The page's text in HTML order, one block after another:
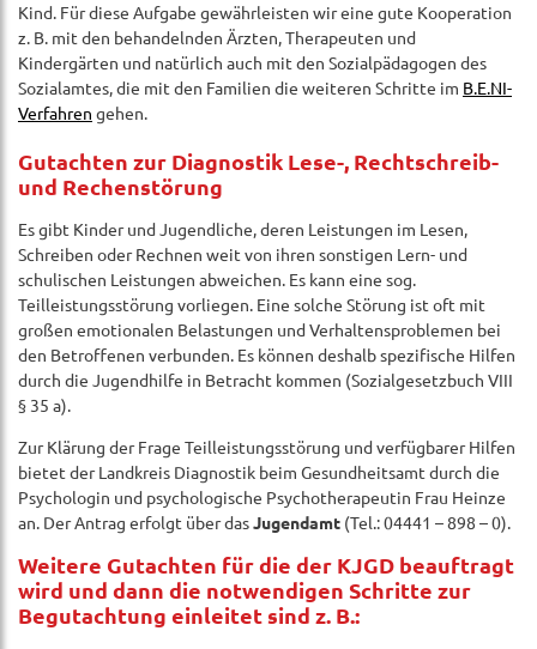
Kind. Für diese Aufgabe gewährleisten wir eine gute Kooperation
z. B. mit den behandelnden Ärzten, Therapeuten und
Kindergärten und natürlich auch mit den Sozialpädagogen des
Sozialamtes, die mit den Familien die weiteren Schritte im B.E.NI-
Verfahren gehen.
Gutachten zur Diagnostik Lese-, Rechtschreib-
und Rechenstörung
Es gibt Kinder und Jugendliche, deren Leistungen im Lesen,
Schreiben oder Rechnen weit von ihren sonstigen Lern- und
schulischen Leistungen abweichen. Es kann eine sog.
Teilleistungsstörung vorliegen. Eine solche Störung ist oft mit
großen emotionalen Belastungen und Verhaltensproblemen bei
den Betroffenen verbunden. Es können deshalb spezifische Hilfen
durch die Jugendhilfe in Betracht kommen (Sozialgesetzbuch VIII
§ 35 a).
Zur Klärung der Frage Teilleistungsstörung und verfügbarer Hilfen
bietet der Landkreis Diagnostik beim Gesundheitsamt durch die
Psychologin und psychologische Psychotherapeutin Frau Heinze
an. Der Antrag erfolgt über dasJugendamt (Tel.: 04441 – 898 – 0).
Weitere Gutachten für die der KJGD beauftragt
wird und dann die notwendigen Schritte zur
Begutachtung einleitet sind z. B.: